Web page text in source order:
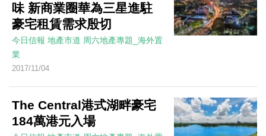
味 新商業圈華為三星進駐
豪宅租賃需求殷切
今日信報 地產市道 周六地產專題_海外置
業
2017/11/04
The Central港式湖畔豪宅
184萬港元入場